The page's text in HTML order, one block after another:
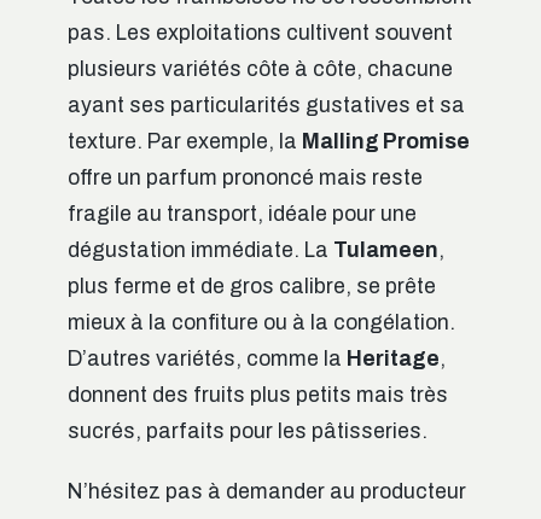
pas. Les exploitations cultivent souvent
plusieurs variétés côte à côte, chacune
ayant ses particularités gustatives et sa
texture. Par exemple, la Malling Promise
offre un parfum prononcé mais reste
fragile au transport, idéale pour une
dégustation immédiate. La Tulameen,
plus ferme et de gros calibre, se prête
mieux à la confiture ou à la congélation.
D’autres variétés, comme la Heritage,
donnent des fruits plus petits mais très
sucrés, parfaits pour les pâtisseries.
N’hésitez pas à demander au producteur